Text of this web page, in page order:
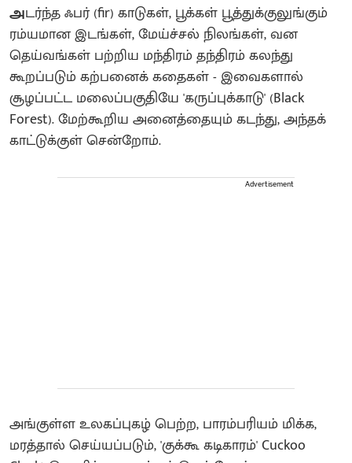
அடர்ந்த ஃபர் (fir) காடுகள், பூக்கள் பூத்துக்குலுங்கும்
ரம்யமான இடங்கள், மேய்ச்சல் நிலங்கள், வன
தெய்வங்கள் பற்றிய மந்திரம் தந்திரம் கலந்து
கூறப்படும் கற்பனைக் கதைகள் - இவைகளால்
சூழப்பட்ட மலைப்பகுதியே 'கருப்புக்காடு' (Black
Forest). மேற்கூறிய அனைத்தையும் கடந்து, அந்தக்
காட்டுக்குள் சென்றோம்.
Advertisement
அங்குள்ள உலகப்புகழ் பெற்ற, பாரம்பரியம் மிக்க,
மரத்தால் செய்யப்படும், 'குக்கூ கடிகாரம்' Cuckoo